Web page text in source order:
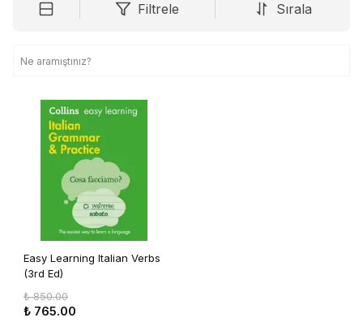
Filtrele Sırala
Easy Learning Italian Verbs
(3rd Ed)
₺ 850.00
₺ 765.00